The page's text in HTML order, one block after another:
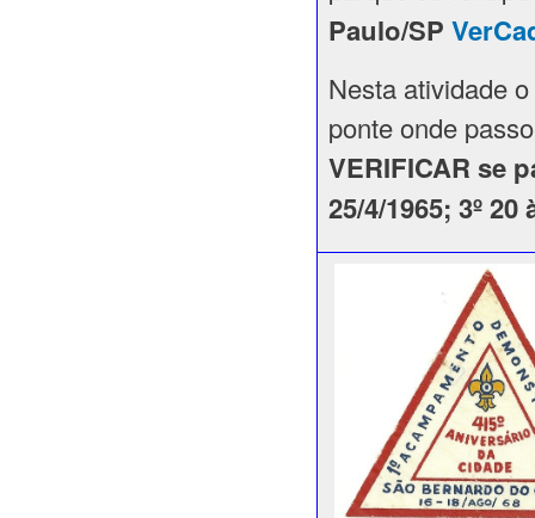
Paulo/SP
Nesta atividade
ponte onde
VERIFICAR se
25/4/1965; 3º 20